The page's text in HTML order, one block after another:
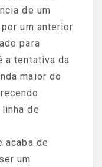
de um
um anterior
para
a tentativa da
maior do
de
acaba de
um